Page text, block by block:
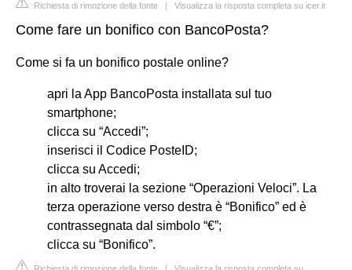
Richiesta di rimozione della fonte | Visualizza la risposta completa su icer.it
Come fare un bonifico con BancoPosta?
Come si fa un bonifico postale online?
apri la App BancoPosta installata sul tuo
smartphone;
clicca su “Accedi”;
inserisci il Codice PosteID;
clicca su Accedi;
in alto troverai la sezione “Operazioni Veloci”. La
terza operazione verso destra è “Bonifico” ed è
contrassegnata dal simbolo “€”;
clicca su “Bonifico”.